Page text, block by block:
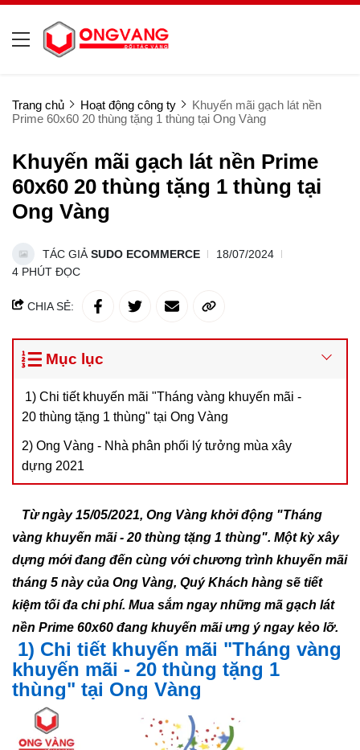
Trang chủ Hoạt động công ty
Khuyến mãi gạch lát nền
Prime 60x60 20 thùng tặng 1 thùng tại Ong Vàng
Khuyến mãi gạch lát nền Prime
60x60 20 thùng tặng 1 thùng tại
Ong Vàng
TÁC GIẢ SUDO ECOMMERCE
18/07/2024
4 PHÚT ĐỌC
CHIA SẺ:
Mục lục
1) Chi tiết khuyến mãi "Tháng vàng khuyến mãi -
20 thùng tặng 1 thùng" tại Ong Vàng
2) Ong Vàng - Nhà phân phối lý tưởng mùa xây
dựng 2021
Từ ngày 15/05/2021, Ong Vàng khởi động "Tháng
vàng khuyến mãi - 20 thùng tặng 1 thùng". Một kỳ xây
dựng mới đang đến cùng với chương trình khuyến mãi
tháng 5 này của Ong Vàng, Quý Khách hàng sẽ tiết
kiệm tối đa chi phí. Mua sắm ngay những mã gạch lát
nền Prime 60x60 đang khuyến mãi ưng ý ngay kẻo lỡ.
1) Chi tiết khuyến mãi "Tháng vàng
khuyến mãi - 20 thùng tặng 1
thùng" tại Ong Vàng